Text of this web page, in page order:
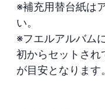
※補充用替台紙は
い。
※フエルアルバム
初からセットされ
が目安となります。